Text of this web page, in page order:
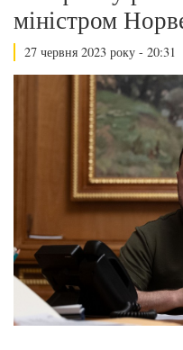
міністром
27 червня 2023 року - 20:31